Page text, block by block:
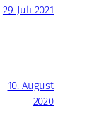
29. Juli 2021
10. August
2020